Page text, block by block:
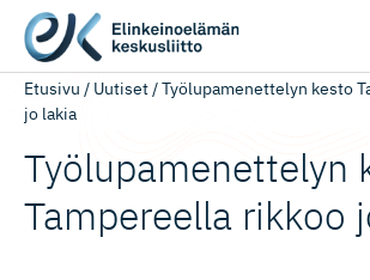
Etusivu / Uutiset/Työlupamenettelyn kesto
jo lakia
Työlupame­nettelyn
Tampereella rikkoo